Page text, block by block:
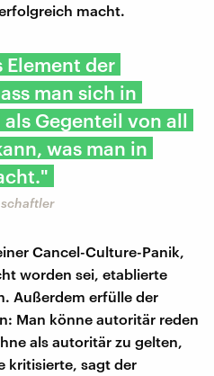
macht.
Element der
man sich in
Gegenteil von all
was man in
Cancel-Culture-Panik,
worden sei, etablierte
Außerdem erfülle der
Man könne autoritär reden
als autoritär zu gelten,
kritisierte, sagt der